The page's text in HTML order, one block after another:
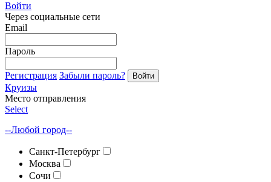
Войти
Через социальные сети
Email
Пароль
Регистрация Забыли пароль? Войти
Круизы
Место отправления
Select
--Любой город--
Санкт-Петербург
Москва
Сочи